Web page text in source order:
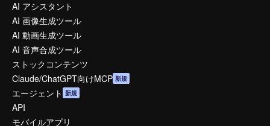
AI アシスタント
AI 画像生成ツール
AI 動画生成ツール
AI 音声合成ツール
ストックコンテンツ
Claude/ChatGPT向けMCP 新規
エージェント 新規
API
モバイルアプリ